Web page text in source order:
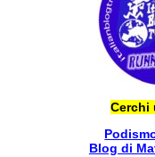
Cerchi
Blog di